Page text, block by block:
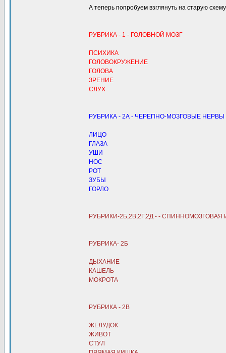
А теперь попробуем взглянуть на старую
РУБРИКА - 1 - ГОЛОВНОЙ МОЗГ
ПСИХИКА
ГОЛОВОКРУЖЕНИЕ
ГОЛОВА
ЗРЕНИЕ
СЛУХ
РУБРИКА - 2А - ЧЕРЕПНО-МОЗГОВЫЕ НЕРВЫ
ЛИЦО
ГЛАЗА
УШИ
НОС
РОТ
ЗУБЫ
ГОРЛО
РУБРИКИ-2Б,2В,2Г,2Д - -
РУБРИКА- 2Б
ДЫХАНИЕ
КАШЕЛЬ
МОКРОТА
РУБРИКА - 2В
ЖЕЛУДОК
ЖИВОТ
СТУЛ